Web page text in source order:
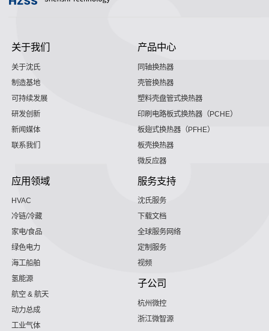
关于我们
关于沈氏
制造基地
可持续发展
研发创新
新闻媒体
联系我们
产品中心
同轴换热器
壳管换热器
塑料壳盘管式换热器
印刷电路板式换热器（PCHE）
板翅式换热器（PFHE）
板壳换热器
微反应器
应用领域
HVAC
冷链/冷藏
家电/食品
绿色电力
海工船舶
氢能源
航空 & 航天
动力总成
工业气体
服务支持
沈氏服务
下载文档
全球服务网络
定制服务
视频
子公司
杭州微控
浙江微智源